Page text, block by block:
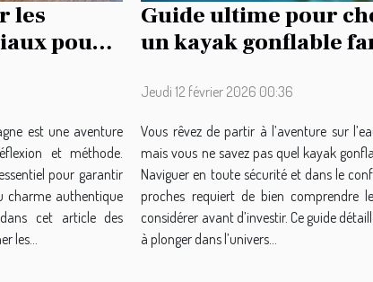
les
pour
?
est une aventure
et méthode.
pour garantir
charme authentique
cet article des
les...
Guide ultime pour
un kayak gonflable
Jeudi 12 février 2026 00:36
Vous rêvez de partir à l’aventure sur
mais vous ne savez pas quel kayak
Naviguer en toute sécurité et dans le
proches requiert de bien comprendre
considérer avant d’investir. Ce guide
à plonger dans l’univers...